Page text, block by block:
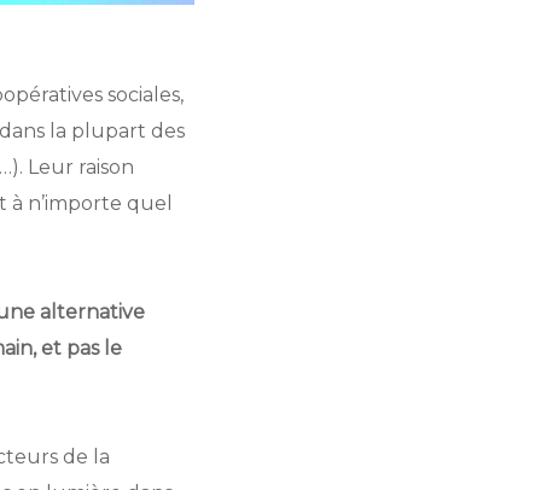
sociales,
la plupart des
Leur raison
n’importe quel
une alternative
et pas le
de la